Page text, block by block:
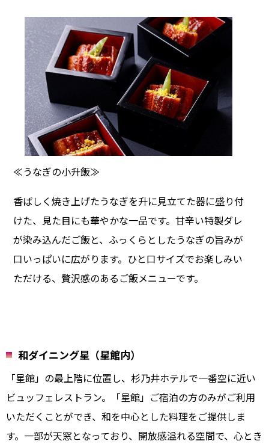
≪うなぎの小升飯≫
香ばしく焼き上げたうなぎを升に見立てた器に盛り付
けた、見た目にも華やかな一品です。甘辛い特製ダレ
が染み込んだご飯と、ふっくらとしたうなぎの旨みが
口いっぱいに広がります。ひと口サイズでお楽しみい
ただける、贅沢感のあるご飯メニューです。
和ダイニング星（星館内）
「星館」の最上階に位置し、杉乃井ホテルで一番空に近い
ビュッフェレストラン。「星館」ご宿泊の方のみがご利用
いただくことができ、和を中心とした料理をご提供しま
す。一部が天窓となっており、開放感溢れる空間で、心とき